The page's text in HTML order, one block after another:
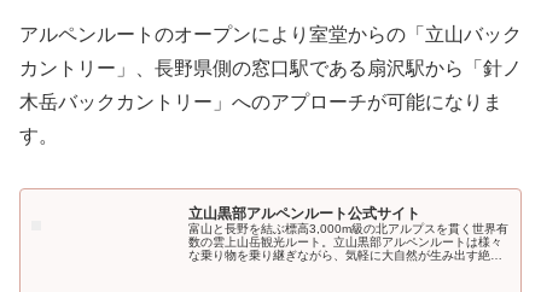
アルペンルートのオープンにより室堂からの「立山バック
カントリー」、長野県側の窓口駅である扇沢駅から「針ノ
木岳バックカントリー」へのアプローチが可能になりま
す。
立山黒部アルペンルート公式サイト
富山と長野を結ぶ標高3,000m級の北アルプスを貫く世界有
数の雲上山岳観光ルート。立山黒部アルペンルートは様々
な乗り物を乗り継ぎながら、気軽に大自然が生み出す絶景